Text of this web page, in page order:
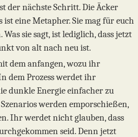
der nächste Schritt. Die Äcker
eine Metapher. Sie mag für euch
sie sagt, ist lediglich, dass jetzt
von alt nach neu ist.
dem anfangen, wozu ihr
dem Prozess werdet ihr
dunkle Energie einfacher zu
werden emporschießen,
Ihr werdet nicht glauben, dass
seid. Denn jetzt